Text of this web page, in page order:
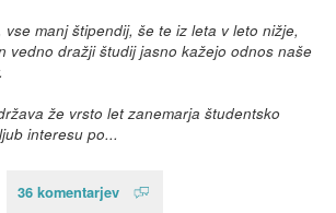
manj štipendij, še te iz leta v leto nižje,
vedno dražji študij jasno kažejo odnos naše
že vrsto let zanemarja študentsko
interesu po...
36 komentarjev